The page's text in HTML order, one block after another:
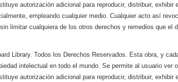
autorización adicional para reproducir, distribuir,
empleando cualquier medio. Cualquier acto así
limitar cualquiera de los otros derechos y remedios que el
Library. Todos los Derechos Reservados. Esta obra, y
intelectual en todo el mundo. Se permite al usuario ver
autorización adicional para reproducir, distribuir,